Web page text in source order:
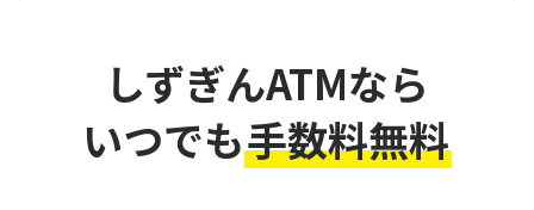
しずぎんATMなら
いつでも手数料無料